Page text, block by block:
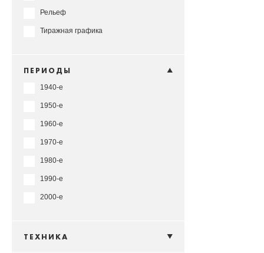
Рельеф
Тиражная графика
ПЕРИОДЫ
1940-е
1950-е
1960-е
1970-е
1980-е
1990-е
2000-е
ТЕХНИКА